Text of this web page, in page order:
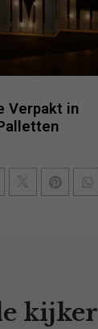
Verpakt in
kijker